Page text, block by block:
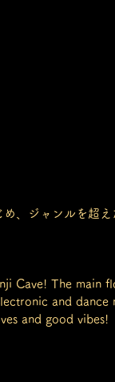
、ジャンルを超え
Cave! The main
and dance
and good vibes!